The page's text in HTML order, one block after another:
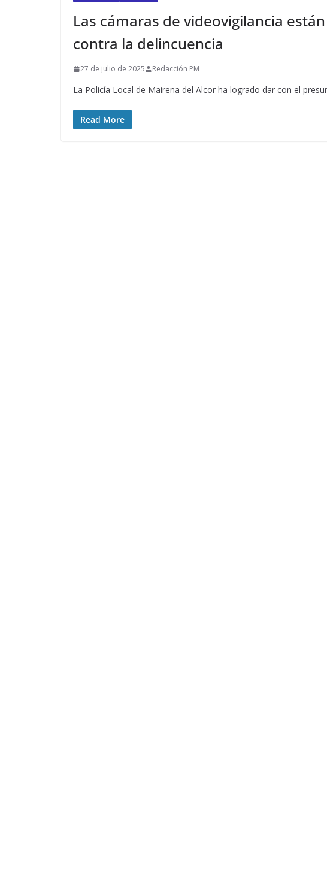
Las cámaras de videovigilancia
contra la delincuencia
27 de julio de 2025 Redacción PM
La Policía Local de Mairena del Alcor ha logrado dar con el
Read More